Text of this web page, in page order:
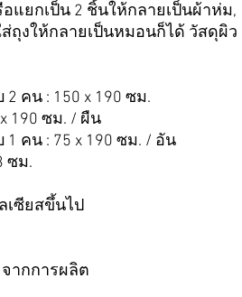
แยกเป็น 2 ชิ้นให้กลายเป็นผ้าห่ม,
ถุงให้กลายเป็นหมอนก็ได้ วัสดุผิว
คน : 150 x 190 ซม.
190 ซม. / ผืน
คน : 75 x 190 ซม. / อัน
ซม.
เซียสขึ้นไป
จากการผลิต